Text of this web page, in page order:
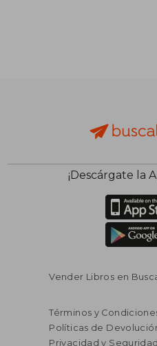
¡Descárgate la
Vender Libros en
Términos y
Políticas de
Privacidad y Seguridad